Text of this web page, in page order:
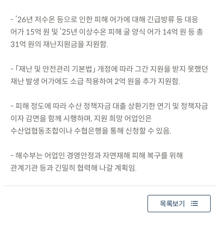
- ’26년 저수온 등으로 인한 피해 어가에 대해 긴급방류 등 대응
어가 15억 원 및 ’25년 이상수온 피해 굴 양식 어가 14억 원 등 총
31억 원의 재난지원금을 지원함.
- 「재난 및 안전관리 기본법」 개정에 따라 그간 지원을 받지 못했던
재난 발생 어가에도 소급 적용하여 2억 원을 추가 지원함.
- 피해 정도에 따라 수산 정책자금 대출 상환기한 연기 및 정책자금
이자 감면을 함께 시행하며, 지원 희망 어업인은
수산업협동조합이나 수협은행을 통해 신청할 수 있음.
- 해수부는 어업인 경영안정과 자연재해 피해 복구를 위해
관계기관 등과 긴밀히 협력해 나갈 계획임.
목록보기